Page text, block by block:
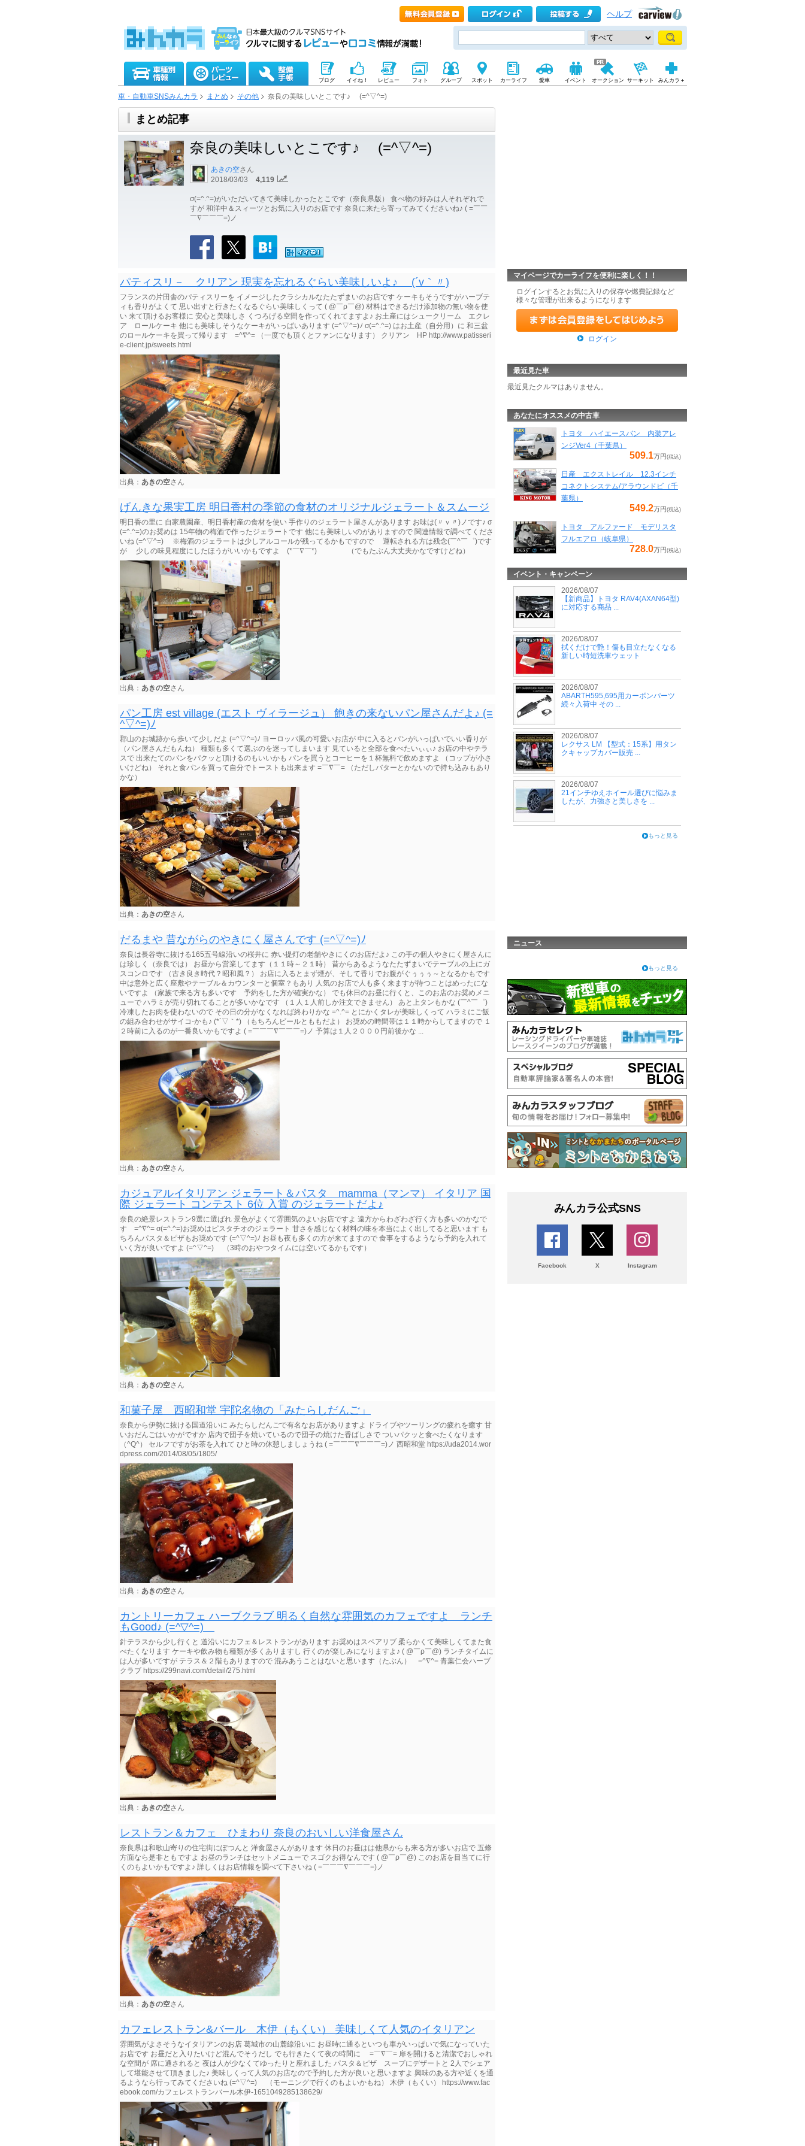
ヘルプ
ブログ イイね！ レビュー フォト グループ スポット カーライフ 愛車 イベント オークション サーキット みんカラ＋
車・自動車SNSみんカラ まとめ その他 奈良の美味しいとこです♪ (=^▽^=)ゞ
まとめ記事
奈良の美味しいとこです♪ (=^▽^=)ゞ
あきの空さん
2018/03/03
4,119
σ(=^.^=)がいただいてきて美味しかったとこです（奈良県版） 食べ物の好みは人それぞれで
すが 和洋中＆スィーツとお気に入りのお店です 奈良に来たら寄ってみてくださいね♪ ( =￣￣
￣∇￣￣￣=)ノ
パティスリ－ クリアン 現実を忘れるぐらい美味しいよ♪ (´v｀〃)
フランスの片田舎のパティスリーを イメージしたクラシカルなたたずまいのお店です ケーキもそうですがハーブテ
ィも香りがよくて 思い出すと行きたくなるぐらい美味しくって ( @￣ρ￣@) 材料はできるだけ添加物の無い物を使
い 来て頂けるお客様に 安心と美味しさ くつろげる空間を作ってくれてますよ♪ お土産にはシュークリーム エクレ
ア ロールケーキ 他にも美味しそうなケーキがいっぱいあります (=^▽^=)ﾉ σ(=^.^=) はお土産（自分用）に 和三盆
のロールケーキを買って帰ります =^∇^= （一度でも頂くとファンになります） クリアン HP http://www.patisseri
e-client.jp/sweets.html
出典： あきの空さん
げんきな果実工房 明日香村の季節の食材のオリジナルジェラート＆スムージ
明日香の里に 自家農園産、明日香村産の食材を使い 手作りのジェラート屋さんがあります お味は(〃ｖ〃)ノです♪ σ
(=^.^=)のお奨めは 15年物の梅酒で作ったジェラートです 他にも美味しいのがありますので 関連情報で調べてくださ
いね (=^▽^=)ゞ ※梅酒のジェラートは少しアルコールが残ってるかもですので 運転される方は残念(￣^￣゜)です
が 少しの味見程度にしたほうがいいかもですよ (*￣∇￣*) （でもたぶん大丈夫かなですけどね）
出典： あきの空さん
パン工房 est village (エスト ヴィラージュ） 飽きの来ないパン屋さんだよ♪ (=
^▽^=)ﾉ
郡山のお城跡から歩いて少しだよ (=^▽^=)ﾉ ヨーロッパ風の可愛いお店が 中に入るとパンがいっぱいでいい香りが
（パン屋さんだもんね） 種類も多くて選ぶのを迷ってしまいます 見ていると全部を食べたいぃぃ♪ お店の中やテラ
スで 出来たてのパンをパクッと頂けるのもいいかも パンを買うとコーヒーを１杯無料で飲めますよ （コップが小さ
いけどね） それと食パンを買って自分でトーストも出来ます =￣∇￣= （ただしバターとかないので持ち込みもあり
かな）
出典： あきの空さん
だるまや 昔ながらのやきにく屋さんです (=^▽^=)ﾉ
奈良は長谷寺に抜ける165五号線沿いの桜井に 赤い提灯の老舗やきにくのお店だよ♪ この手の個人やきにく屋さんに
は珍しく（奈良では） お昼から営業してます（１１時～２１時） 昔からあるようなたたずまいでテーブルの上にガ
スコンロです （古き良き時代？昭和風？） お店に入るとまず煙が、そして香りでお腹がぐぅぅぅ～となるかもです
中は意外と広く座敷やテーブル＆カウンターと個室？もあり 人気のお店で人も多く来ますが待つことはめったにな
いですよ （家族で来る方も多いです 予約をした方が確実かな） でも休日のお昼に行くと、このお店のお奨めメニ
ューで ハラミが売り切れてることが多いかなです （１人１人前しか注文できません） あと上タンもかな (￣^￣゜)
冷凍したお肉を使わないので その日の分がなくなれば終わりかな =^.^= とにかくタレが美味しくって ハラミにご飯
の組み合わせがサイコ-かも♪ (*´▽｀*) （もちろんビールとももだよ） お奨めの時間帯は１１時からしてますので １
２時前に入るのが一番良いかもですよ ( =￣￣￣∇￣￣￣=)ノ 予算は１人２０００円前後かな ...
出典： あきの空さん
カジュアルイタリアン ジェラート＆パスタ mamma（マンマ） イタリア 国
際 ジェラート コンテスト 6位 入賞 のジェラートだよ♪
奈良の絶景レストラン9選に選ばれ 景色がよくて雰囲気のよいお店ですよ 遠方からわざわざ行く方も多いのかなで
す =^∇^= σ(=^.^=)お奨めはピスタチオのジェラート 甘さを感じなく材料の味を本当によく出してると思います も
ちろんパスタ＆ピザもお奨めです (=^▽^=)ﾉ お昼も夜も多くの方が来てますので 食事をするようなら予約を入れて
いく方が良いですよ (=^▽^=)ゞ （3時のおやつタイムには空いてるかもです）
出典： あきの空さん
和菓子屋 西昭和堂 宇陀名物の「みたらしだんご」
奈良から伊勢に抜ける国道沿いに みたらしだんごで有名なお店がありますよ ドライブやツーリングの疲れを癒す 甘
いおだんごはいかがですか 店内で団子を焼いているので団子の焼けた香ばしさで ついパクッと食べたくなります
（^Q^） セルフですがお茶を入れて ひと時の休憩しましょうね ( =￣￣￣∇￣￣￣=)ノ 西昭和堂 https://uda2014.wor
dpress.com/2014/08/05/1805/
出典： あきの空さん
カントリーカフェ ハーブクラブ 明るく自然な雰囲気のカフェですよ ランチ
もGood♪ (=^▽^=)ゞ
針テラスから少し行くと 道沿いにカフェ＆レストランがあります お奨めはスペアリブ 柔らかくて美味しくてまた食
べたくなります ケーキや飲み物も種類が多くありますし 行くのが楽しみになりますよ♪ ( @￣ρ￣@) ランチタイムに
は人が多いですが テラス＆２階もありますので 混みあうことはないと思います（たぶん） =^∇^= 青葉仁会ハーブ
クラブ https://299navi.com/detail/275.html
出典： あきの空さん
レストラン＆カフェ ひまわり 奈良のおいしい洋食屋さん
奈良県は和歌山寄りの住宅街にぽつんと 洋食屋さんがあります 休日のお昼はは他県からも来る方が多いお店で 五條
方面なら是非ともですよ お昼のランチはセットメニューで スゴクお得なんです ( @￣ρ￣@) このお店を目当てに行
くのもよいかもですよ♪ 詳しくはお店情報を調べて下さいね ( =￣￣￣∇￣￣￣=)ノ
出典： あきの空さん
カフェレストラン&バール 木伊（もくい） 美味しくて人気のイタリアン
雰囲気がよさそうなイタリアンのお店 葛城市の山麓線沿いに お昼時に通るといつも車がいっぱいで気になっていた
お店です お昼だと入りたいけど混んでそうだし でも行きたくて夜の時間に =￣∇￣= 扉を開けると清潔でおしゃれ
な空間が 席に通されると 夜は人が少なくてゆったりと座れました パスタ＆ピザ スープにデザートと 2人でシェア
して堪能させて頂きました♪ 美味しくって人気のお店なので予約した方が良いと思いますよ 興味のある方や近くを通
るようなら行ってみてくださいね (=^▽^=)ゞ （モーニングで行くのもよいかもね） 木伊（もくい） https://www.fac
ebook.com/カフェレストランバール木伊-1651049285138629/
マイページでカーライフを便利に楽しく！！
ログインするとお気に入りの保存や燃費記録など
様々な管理が出来るようになります
ログイン
最近見た車
最近見たクルマはありません。
あなたにオススメの中古車
トヨタ ハイエースバン 内装アレ
ンジVer4（千葉県）
509.1万円(税込)
日産 エクストレイル 12.3インチ
コネクトシステム/アラウンドビ（千
葉県）
549.2万円(税込)
トヨタ アルファード モデリスタ
フルエアロ（岐阜県）
728.0万円(税込)
イベント・キャンペーン
2026/08/07
【新商品】トヨタ RAV4(AXAN64型)
に対応する商品 ...
2026/08/07
拭くだけで艶！傷も目立たなくなる
新しい時短洗車ウェット
2026/08/07
ABARTH595,695用カーボンパーツ
続々入荷中 その ...
2026/08/07
レクサス LM 【型式：15系】用タン
クキャップカバー販売 ...
2026/08/07
21インチゆえホイール選びに悩みま
したが、力強さと美しさを ...
もっと見る
ニュース
もっと見る
みんカラ公式SNS
Facebook X Instagram